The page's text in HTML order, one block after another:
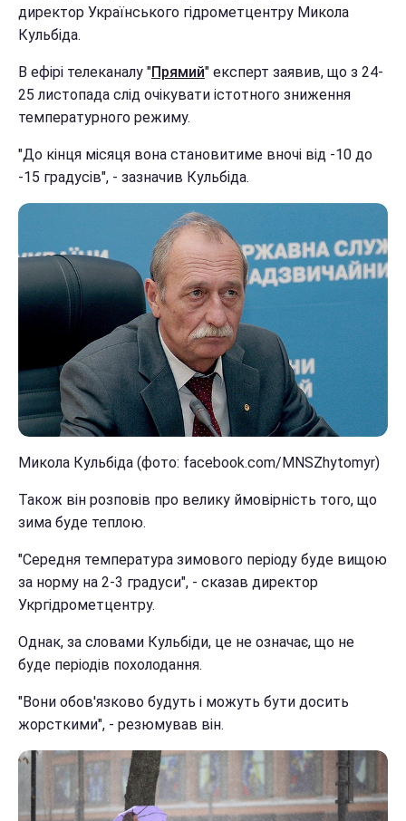
директор Українського гідрометцентру Микола
Кульбіда.
В ефірі телеканалу "Прямий" експерт заявив, що з 24-
25 листопада слід очікувати істотного зниження
температурного режиму.
"До кінця місяця вона становитиме вночі від -10 до
-15 градусів", - зазначив Кульбіда.
Микола Кульбіда (фото: facebook.com/MNSZhytomyr)
Також він розповів про велику ймовірність того, що
зима буде теплою.
"Середня температура зимового періоду буде вищою
за норму на 2-3 градуси", - сказав директор
Укргідрометцентру.
Однак, за словами Кульбіди, це не означає, що не
буде періодів похолодання.
"Вони обов'язково будуть і можуть бути досить
жорсткими", - резюмував він.